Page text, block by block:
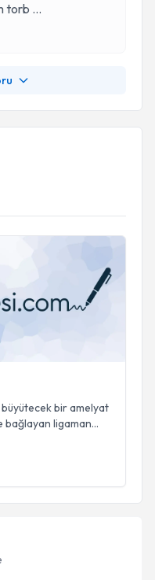
torb ...
bir amelyat
bağlayan ligaman...